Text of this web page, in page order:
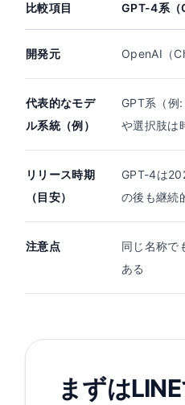
比較項目 GPT-4系（
開発元 OpenAI（
代表的なモデ
ル系統（例）
GPT系（
や選択肢は
リリース時期
（目安）
GPT-4は
の後も継続
注意点
同じ名称で
ある
まずは